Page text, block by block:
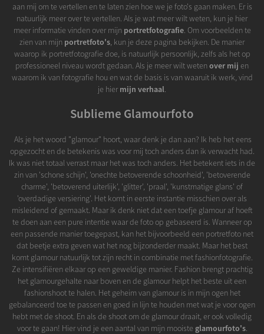
aan mij om te vertellen en te laten zien hoe we je foto's gaan maken. Er is
natuurlijk meer over te vertellen. Als je wat meer wilt weten, kun je hier
meer informatie vinden over mijn portretfotografie. Om voorbeelden te
zien van mijn portretfoto's, kun je deze pagina bekijken. De manier
waarop ik portretfotografie doe, is natuurlijk persoonlijk, zelfs als het op
professioneel niveau wordt gedaan. Als je meer wilt wetenover mij en
waarom ik van fotografie hou en wat de basis is van waaruit ik werk, vind
je hiermijn verhaal.
Sublieme Glamourfoto
Als je het woord "glamour" hoort, waar denk je dan aan? Ik heb het eens
opgezocht en de betekenis was voor mij toch anders dan ik verwacht had.
Ik was niet totaal verrast maar het was toch anders. Het betekent iets in de
zin van 'schone schijn', 'onechte betoverende schoonheid', 'betoverende
charme', 'betoverend uiterlijk', 'glitter', 'praal', 'kunstmatige glans' of
'overdadige versiering'. Het komt in eerste instantie misschien over als
misleidend of gemaakt. Maar ik denk niet dat een toefje glamour af hoeft
te doen aan een pure intentie waar de foto op gebaseerd is. Wanneer op
een passende manier toegepast, kan het bijvoorbeeld een portretfoto net
dat beetje extra geven wat het nog bijzonderder maakt. Maar het best
komt glamour natuurlijk tot zijn recht in combinatie met fashionfotografie.
Ze intensifiëren elkaar op een geweldige manier. Fashion brengt prachtig
het glamourgehalte naar boven en de glamour helpt het beste uit een
fashionshoot te halen. Het geheim van glamour is in mijn ogen het
gebalanceerd toe te passen en goed in lijn te houden met wat je voor ogen
hebt met de shoot. En als de shoot om de glamour draait, er ook volledig
voor te gaan! Hier vind je een aantal van mijn mooiste glamourfoto's.